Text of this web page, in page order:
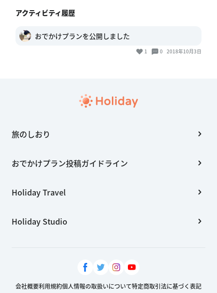
アクティビティ履歴
おでかけプランを公開しました
1 0 2018年10月3日
旅のしおり
おでかけプラン投稿ガイドライン
Holiday Travel
Holiday Studio
会社概要利用規約個人情報の取扱いについて特定商取引法に基づく表記